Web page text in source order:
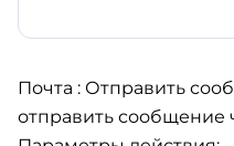
Почта : Отправить
отправить сообщение